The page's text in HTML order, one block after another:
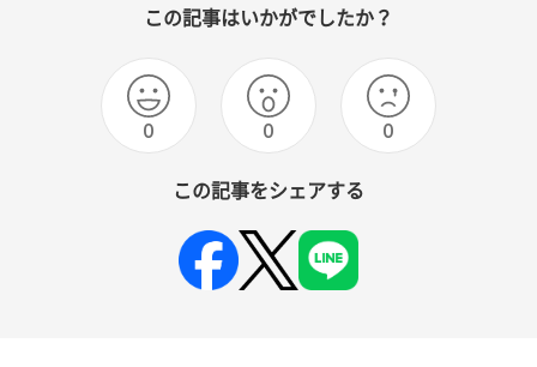
この記事はいかがでしたか？
0 0 0
この記事をシェアする